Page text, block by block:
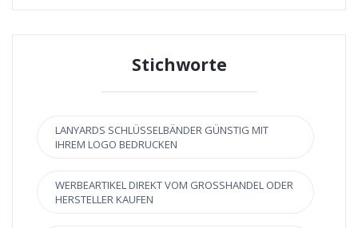
Stichworte
LANYARDS SCHLÜSSELBÄNDER GÜNSTIG MIT
IHREM LOGO BEDRUCKEN
WERBEARTIKEL DIREKT VOM GROSSHANDEL ODER H
ERSTELLER KAUFEN